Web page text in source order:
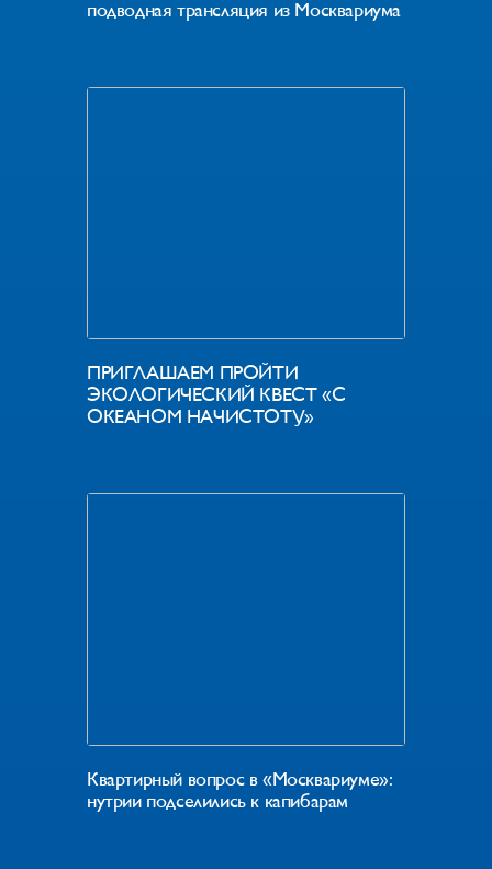
подводная трансляция из Москвариума
ПРИГЛАШАЕМ ПРОЙТИ
ЭКОЛОГИЧЕСКИЙ КВЕСТ «С
ОКЕАНОМ НАЧИСТОТУ»
Квартирный вопрос в «Москвариуме»:
нутрии подселились к капибарам